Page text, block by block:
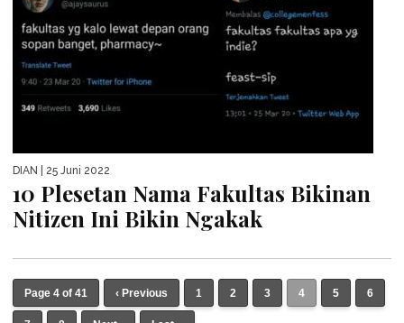
DIAN | 25 Juni 2022
10 Plesetan Nama Fakultas Bikinan
Nitizen Ini Bikin Ngakak
Page 4 of 41 ‹ Previous 1 2 3 4 5 6